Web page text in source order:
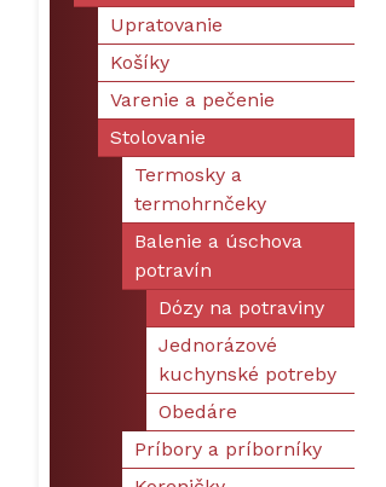
Upratovanie
Košíky
Varenie a pečenie
Stolovanie
Termosky a
termohrnčeky
Balenie a úschova
potravín
Dózy na potraviny
Jednorázové
kuchynské potreby
Obedáre
Príbory a príborníky